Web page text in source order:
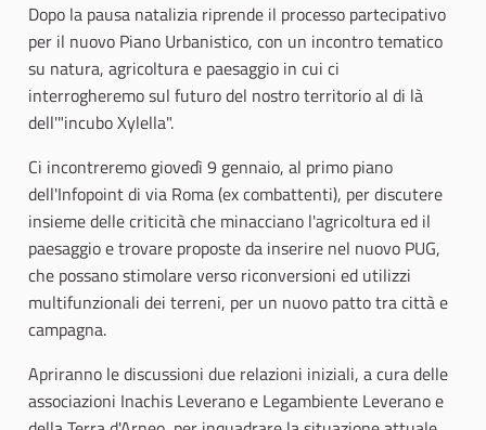
Dopo la pausa natalizia riprende il processo partecipativo
per il nuovo Piano Urbanistico, con un incontro tematico
su natura, agricoltura e paesaggio in cui ci
interrogheremo sul futuro del nostro territorio al di là
dell'"incubo Xylella".
Ci incontreremo giovedì 9 gennaio, al primo piano
dell'Infopoint di via Roma (ex combattenti), per discutere
insieme delle criticità che minacciano l'agricoltura ed il
paesaggio e trovare proposte da inserire nel nuovo PUG,
che possano stimolare verso riconversioni ed utilizzi
multifunzionali dei terreni, per un nuovo patto tra città e
campagna.
Apriranno le discussioni due relazioni iniziali, a cura delle
associazioni Inachis Leverano e Legambiente Leverano e